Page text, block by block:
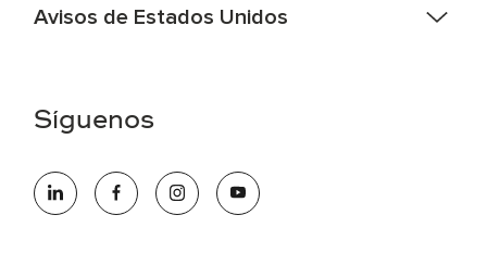
Avisos de Estados Unidos
electrónico hqaffirmativeaction@marriott.com
oportunidades que se compromete a contratar una fuerza
de trabajo diversa y a mantener una cultura inclusiva.
Síguenos